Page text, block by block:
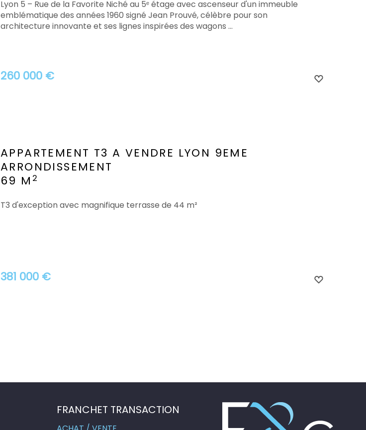
260 000 €
Lyon 5 – Rue de la Favorite Niché au 5ᵉ étage avec ascenseur d'un immeuble
emblématique des années 1960 signé Jean Prouvé, célèbre pour son
architecture innovante et ses lignes inspirées des wagons ...
APPARTEMENT T3 A VENDRE LYON 9EME
ARRONDISSEMENT
69 M 2
381 000 €
T3 d'exception avec magnifique terrasse de 44 m²
FRANCHET TRANSACTION